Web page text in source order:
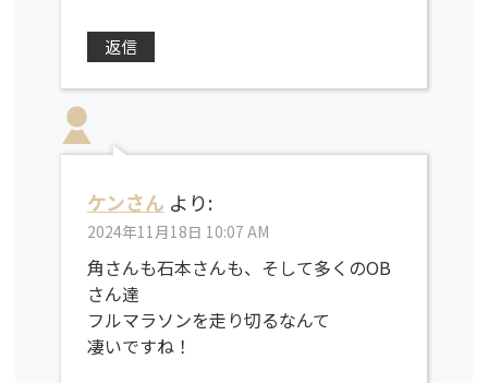
返信
ケンさん より:
2024年11月18日 10:07 AM
角さんも石本さんも、そして多くのOB
さん達
フルマラソンを走り切るなんて
凄いですね！